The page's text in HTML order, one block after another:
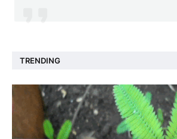
TRENDING